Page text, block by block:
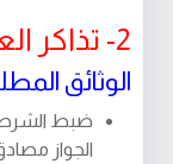
2- تذاكر العودة أو تذاكر المرور
الوثائق
ضبط
الجواز